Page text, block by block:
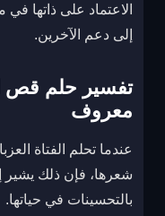
الاعتماد على ذاتها
إلى دعم الآخرين.
تفسير حلم قص
معروف
عندما تحلم الفتاة
شعرها، فإن ذلك يشير
بالتحسينات في حياتها.